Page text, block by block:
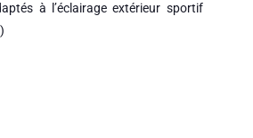
à l’éclairage extérieur sportif